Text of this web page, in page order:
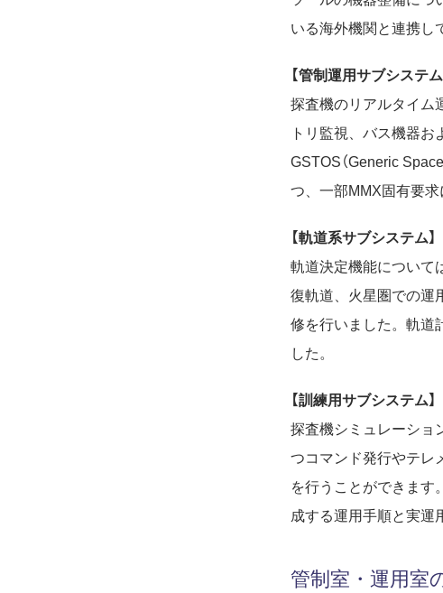
いる海外機関と連携し
【管制運用サブシステム
探査機のリアルタイム
トリ監視、バス機器
GSTOS（Generic
つ、一部MMX固有要
【軌道系サブシステム】
軌道決定機能について
復軌道、火星圏での運
修を行いました。軌道
した。
【訓練用サブシステム】
探査機シミュレーショ
つコマンド発行やテレ
を行うことができま
成する運用手順と実運
管制室・運用室